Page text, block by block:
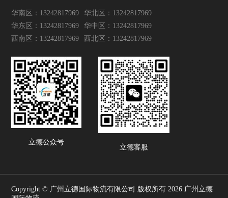
华南区：13242817969
华北区：13242817969
华东区：13242817969
华中区：13242817969
西南区：13242817969
西北区：13242817969
立德公众号
立德客服
Copyright © 广州立德国际物流有限公司 版权所有 2026 广州立德